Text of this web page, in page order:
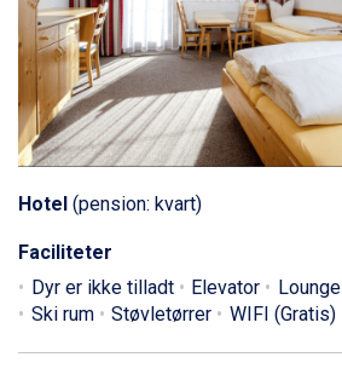
Hotel (pension: kvart)
Faciliteter
Dyr er ikke tilladt
Elevator Lounge
Ski rum
Støvletørrer WIFI (Gratis)